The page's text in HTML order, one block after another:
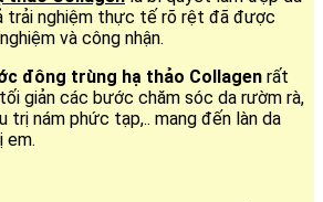
trải nghiệm thực tế rõ rệt đã được
và công nhận.
đông trùng hạ thảo Collagen rất
giản các bước chăm sóc da rườm rà,
nám phức tạp,.. mang đến làn da
em.